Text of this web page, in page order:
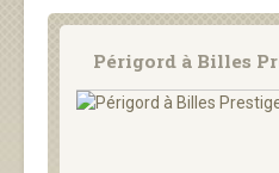
Périgord à Billes